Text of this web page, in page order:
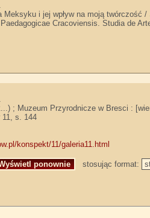
Meksyku i jej wpływ na moją twórczość /
Cracoviensis. Studia de
; Muzeum Przyrodnicze w Bresci :
11, s. 144
konspekt/11/galeria11.html
stosując format: